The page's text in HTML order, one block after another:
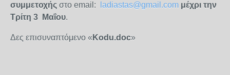
συμμετοχής στο email: ladiastas@gmail.com μέχρι την
Τρίτη 3 Μαΐου.
Δες επισυναπτόμενο « Kodu.doc»